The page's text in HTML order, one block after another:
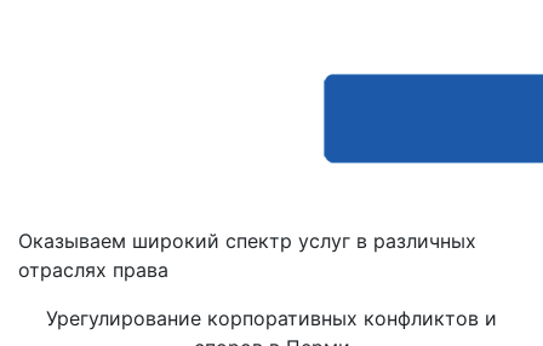
Оказываем широкий спектр услуг в различных
отраслях права
Урегулирование корпоративных конфликтов и